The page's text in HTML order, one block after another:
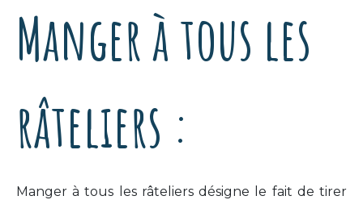
Manger à tous les
râteliers :
Manger à tous les râteliers désigne le fait de tirer